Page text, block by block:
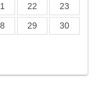
22
23
29
30